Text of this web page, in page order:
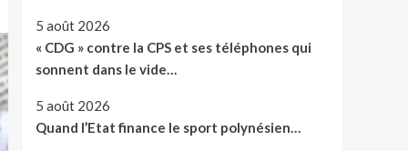
5 août 2026
« CDG » contre la CPS et ses téléphones qui
sonnent dans le vide…
5 août 2026
Quand l’Etat finance le sport polynésien…